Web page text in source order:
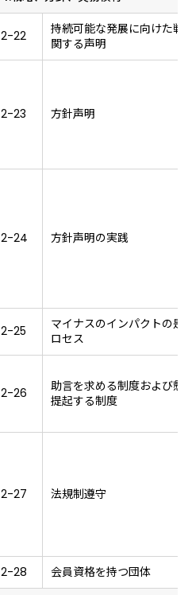
2-22
持続可能な発展に向けた戦
関する声明
2-23 方針声明
2-24 方針声明の実践
2-25
マイナスのインパクトの是
ロセス
2-26
助言を求める制度および懸
提起する制度
2-27 法規制遵守
2-28
会員資格を持つ団体